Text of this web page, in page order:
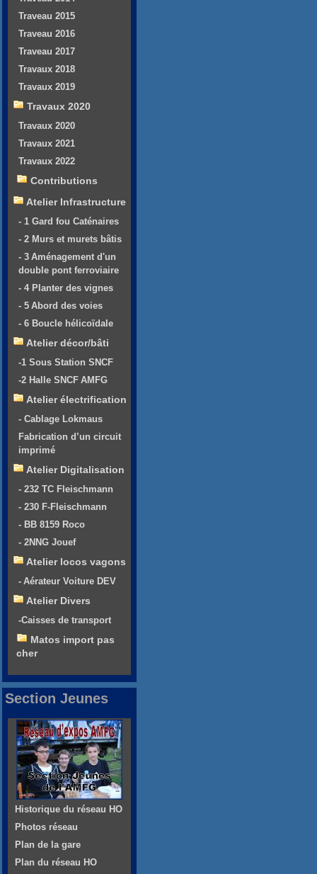
Traveau 2015
Traveau 2016
Traveau 2017
Travaux 2018
Travaux 2019
Travaux 2020
Travaux 2020
Travaux 2021
Travaux 2022
Contributions
Atelier Infrastructure
- 1 Gard fou Caténaires
- 2 Murs et murets bâtis
- 3 Aménagement d'un
double pont ferroviaire
- 4 Planter des vignes
- 5 Abord des voies
- 6 Boucle hélicoïdale
Atelier décor/bâti
-1 Sous Station SNCF
-2 Halle SNCF AMFG
Atelier électrification
- Cablage Lokmaus
Fabrication d’un circuit
imprimé
Atelier Digitalisation
- 232 TC Fleischmann
- 230 F-Fleischmann
- BB 8159 Roco
- 2NNG Jouef
Atelier locos vagons
- Aérateur Voiture DEV
Atelier Divers
-Caisses de transport
Matos import pas
cher
Section Jeunes
Historique du réseau HO
Photos réseau
Plan de la gare
Plan du réseau HO